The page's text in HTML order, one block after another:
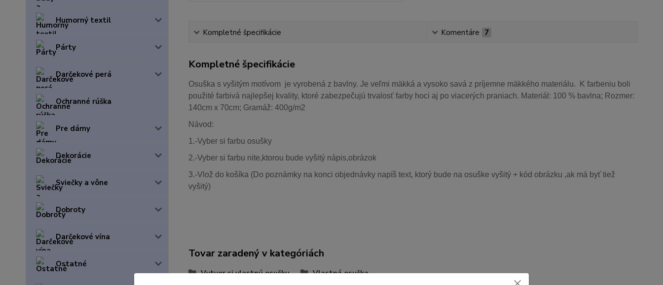
Humorný textil
Párty
Darčekové perá
Ochranné rúška
Pre dámy
Dekorácie
Sviečky a vône
Dobroty
Darčekové vína
Ostatné
Kompletné špecifikácie Komentáre 7
Kompletné špecifikácie
Osuška s vyšitým motívom je vyrobená z bavlny. Je veľmi mäkká a vysoko savá z príjemne mäkkého materiálu. K farbeniu boli
použité farbivá najlepšej kvality, ktoré zabezpečujú trvalosť farby hoci aj po viacerých praniach. Materiál: 100 % bavlna; Rozmer:
140cm x 70cm; Gramáž: 400g/m2
Návod:
1.-Vyber si farbu osušky
2.-Vyber si farbu nite,ktorou bude vyšitý nápis,obrázok
3.-Vlož do košíka (Do poznámky na konci objednávky napíš text, ktorý bude na osuške vyšitý + kód obrázku ,ak má byť tiež
vyšitý)
Tovar zaradený v kategóriách
Vytvor si vlastnú osušku Vlastná osuška